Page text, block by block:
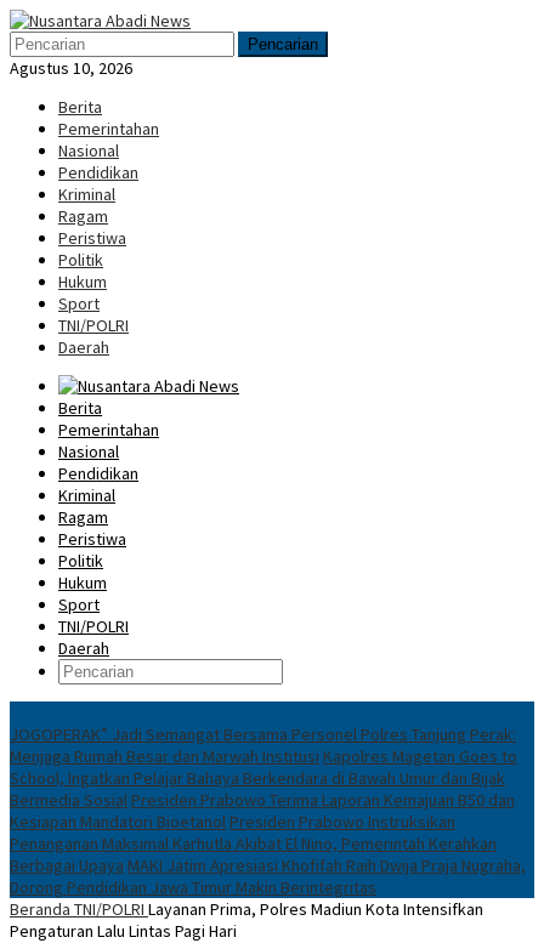
Loncat
ke
konten
Menu
Mobile
Pencarian
Agustus 10, 2026
Berita
Pemerintahan
Nasional
Pendidikan
Kriminal
Ragam
Peristiwa
Politik
Hukum
Sport
TNI/POLRI
Daerah
Berita
Pemerintahan
Nasional
Pendidikan
Kriminal
Ragam
Peristiwa
Politik
Hukum
Sport
TNI/POLRI
Daerah
JOGOPERAK” Jadi Semangat Bersama Personel Polres Tanjung Perak:
Menjaga Rumah Besar dan Marwah Institusi Kapolres Magetan Goes to
School, Ingatkan Pelajar Bahaya Berkendara di Bawah Umur dan Bijak
Bermedia Sosial Presiden Prabowo Terima Laporan Kemajuan B50 dan
Kesiapan Mandatori Bioetanol Presiden Prabowo Instruksikan
Penanganan Maksimal Karhutla Akibat El Nino, Pemerintah Kerahkan
Berbagai Upaya MAKI Jatim Apresiasi Khofifah Raih Dwija Praja Nugraha,
Dorong Pendidikan Jawa Timur Makin Berintegritas
Beranda TNI/POLRI Layanan Prima, Polres Madiun Kota Intensifkan
Pengaturan Lalu Lintas Pagi Hari